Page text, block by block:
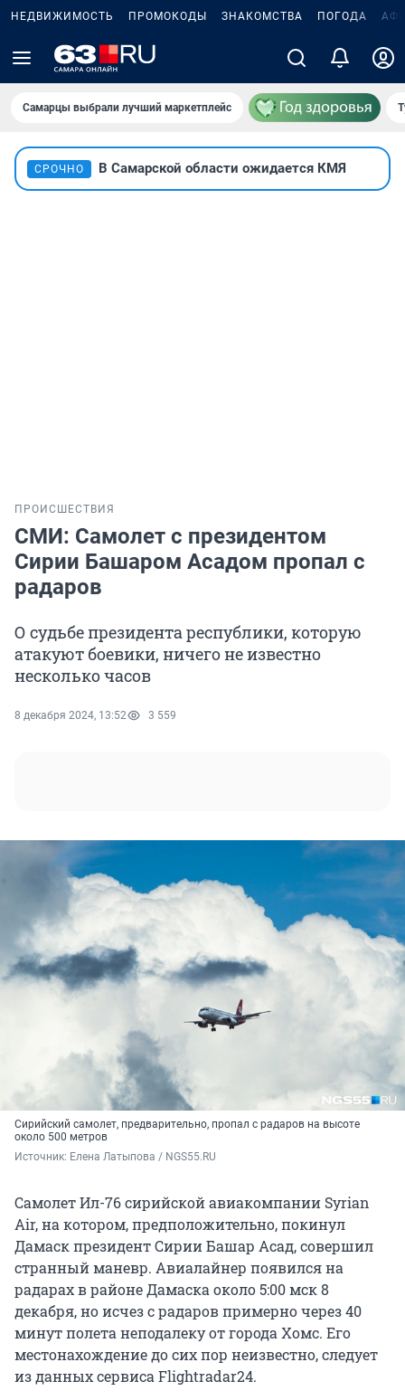
НЕДВИЖИМОСТЬ ПРОМОКОДЫ ЗНАКОМСТВА ПОГОДА
Самарцы выбрали лучший маркетплейс
СРОЧНО В Самарской области ожидается КМЯ
ПРОИСШЕСТВИЯ
СМИ: Самолет с президентом
Сирии Башаром Асадом пропал с
радаров
О судьбе президента республики, которую
атакуют боевики, ничего не известно
несколько часов
8 декабря 2024, 13:52 3 559
Сирийский самолет, предварительно, пропал с радаров на высоте
около 500 метров
Источник: Елена Латыпова / NGS55.RU
Самолет Ил-76 сирийской авиакомпании Syrian
Air, на котором, предположительно, покинул
Дамаск президент Сирии Башар Асад, совершил
странный маневр. Авиалайнер появился на
радарах в районе Дамаска около 5:00 мск 8
декабря, но исчез с радаров примерно через 40
минут полета неподалеку от города Хомс. Его
местонахождение до сих пор неизвестно, следует
из данных сервиса Flightradar24.